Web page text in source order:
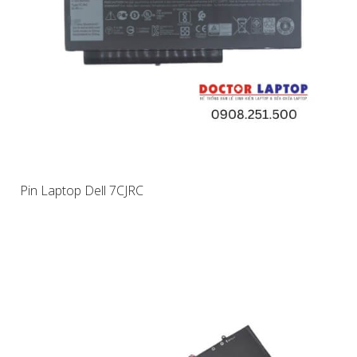
Pin Laptop Dell 7CJRC